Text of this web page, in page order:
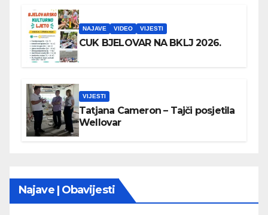
NAJAVE VIDEO VIJESTI
CUK BJELOVAR NA BKLJ 2026.
VIJESTI
Tatjana Cameron – Tajči posjetila
Wellovar
Najave | Obavijesti